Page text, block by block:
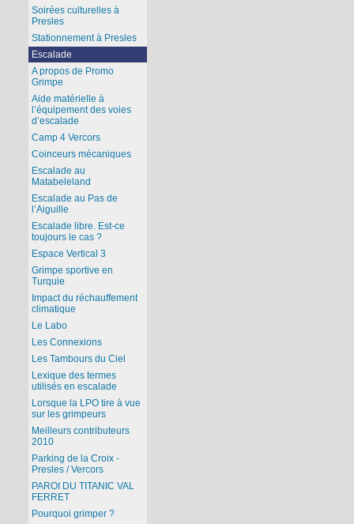
Soirées culturelles à
Presles
Stationnement à Presles
Escalade
A propos de Promo
Grimpe
Aide matérielle à
l’équipement des voies
d’escalade
Camp 4 Vercors
Coinceurs mécaniques
Escalade au
Matabeleland
Escalade au Pas de
l’Aiguille
Escalade libre. Est-ce
toujours le cas ?
Espace Vertical 3
Grimpe sportive en
Turquie
Impact du réchauffement
climatique
Le Labo
Les Connexions
Les Tambours du Ciel
Lexique des termes
utilisés en escalade
Lorsque la LPO tire à vue
sur les grimpeurs
Meilleurs contributeurs
2010
Parking de la Croix -
Presles / Vercors
PAROI DU TITANIC VAL
FERRET
Pourquoi grimper ?